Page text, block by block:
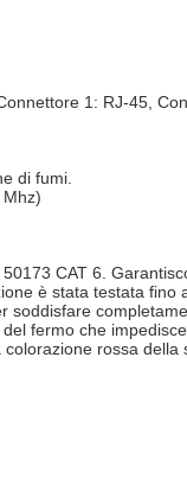
1: RJ-45,
di fumi.
CAT 6.
è stata testata fino
soddisfare
fermo che
rossa della